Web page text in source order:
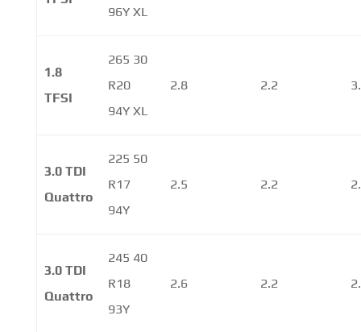
96Y XL
1.8
TFSI
265 30
R20
94Y XL
2.8 2.2
3.0 TDI
Quattro
225 50
R17
94Y
2.5 2.2
3.0 TDI
Quattro
245 40
R18
93Y
2.6 2.2